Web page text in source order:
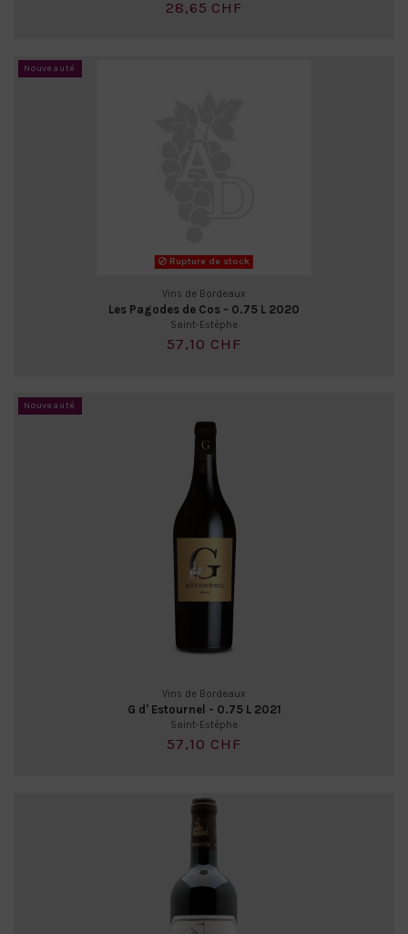
28,65 CHF
Nouveauté
Rupture de stock
Vins de Bordeaux
Les Pagodes de Cos - 0.75 L 2020
Saint-Estèphe
57,10 CHF
Nouveauté
Vins de Bordeaux
G d' Estournel - 0.75 L 2021
Saint-Estèphe
57,10 CHF